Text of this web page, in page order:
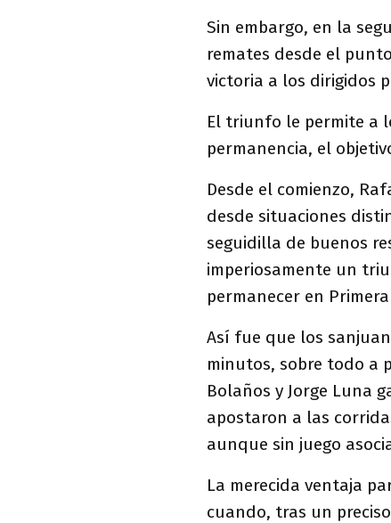
Sin embargo, en la
remates desde el
victoria a los dirigidos
El triunfo le permite a
permanencia, el
Desde el comienzo,
desde situaciones
seguidilla de buenos
imperiosamente un
permanecer en
Así fue que los
minutos, sobre todo a
Bolaños y Jorge Luna
apostaron a las
aunque sin juego
La merecida ventaja
cuando, tras un